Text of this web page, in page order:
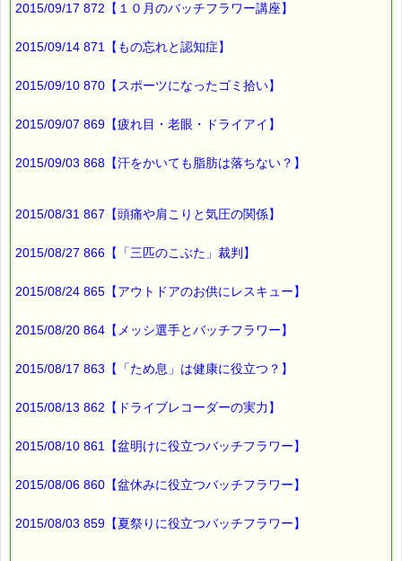
━━━━━━━━━━━━━━━━━━━━☆
→https://pass-thyme.com/office/ptt1-6days.asp
▼Facebookにも講座情報があります。
━━━━☆
衣替えですね。
日中は気温が上がっても
上着が必要な
最後まで読んでいただきありがとうございます。
*****@pass-thyme.com
━━━━━━━━☆
ｅクーポン：****-******
2015/09/17 872【１０月のバッチフラワー講座】
2015/09/14 871【もの忘れと認知症】
2015/09/10 870【スポーツになったゴミ拾い】
2015/09/07 869【疲れ目・老眼・ドライアイ】
2015/09/03 868【汗をかいても脂肪は落ちない？】
2015/08/31 867【頭痛や肩こりと気圧の関係】
2015/08/27 866【「三匹のこぶた」裁判】
2015/08/24 865【アウトドアのお供にレスキュー】
2015/08/20 864【メッシ選手とバッチフラワー】
2015/08/17 863【「ため息」は健康に役立つ？】
2015/08/13 862【ドライブレコーダーの実力】
2015/08/10 861【盆明けに役立つバッチフラワー】
2015/08/06 860【盆休みに役立つバッチフラワー】
2015/08/03 859【夏祭りに役立つバッチフラワー】